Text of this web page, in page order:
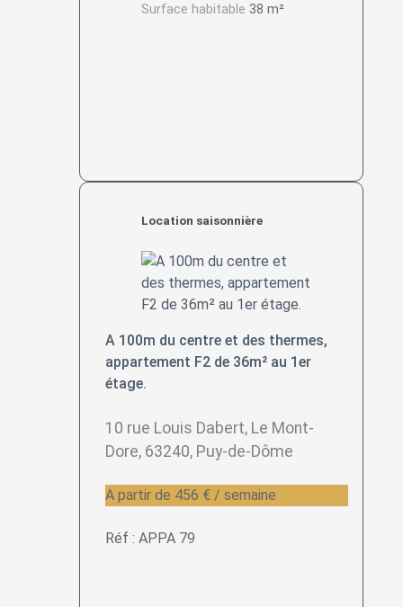
Surface habitable 38 m²
Location saisonnière
A 100m du centre et des thermes,
appartement F2 de 36m² au 1er
étage.
10 rue Louis Dabert, Le Mont-
Dore, 63240, Puy-de-Dôme
A partir de 456 € / semaine
Réf : APPA 79